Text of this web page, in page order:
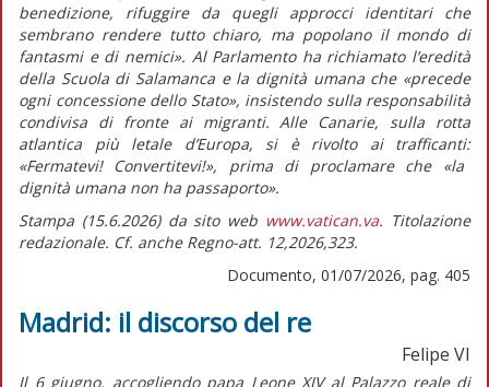
benedizione, rifuggire da quegli approcci identitari che
sembrano rendere tutto chiaro, ma popolano il mondo di
fantasmi e di nemici». Al Parlamento ha richiamato l’eredità
della Scuola di Salamanca e la dignità umana che«precede
ogni concessione dello Stato», insistendo sulla responsabilità
condivisa di fronte ai migranti. Alle Canarie, sulla rotta
atlantica più letale d’Europa, si è rivolto ai trafficanti:
«Fermatevi! Convertitevi!», prima di proclamare che«la
dignità umana non ha passaporto».
Stampa (15.6.2026) da sito web www.vatican.va. Titolazione
redazionale. Cf. anche Regno-att. 12,2026,323.
Documento, 01/07/2026, pag. 405
Madrid: il discorso del re
Felipe VI
Il 6 giugno, accogliendo papa Leone XIV al Palazzo reale di